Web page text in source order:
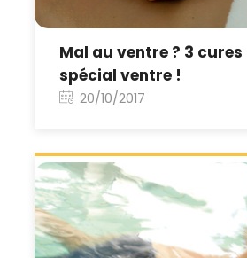
Mal au ventre ? 3
spécial ventre !
20/10/2017